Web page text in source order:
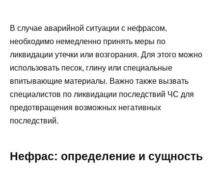
В случае аварийной ситуации с нефрасом,
необходимо немедленно принять меры по
ликвидации утечки или возгорания. Для этого можно
использовать песок, глину или специальные
впитывающие материалы. Важно также вызвать
специалистов по ликвидации последствий ЧС для
предотвращения возможных негативных
последствий.
Нефрас: определение и сущность